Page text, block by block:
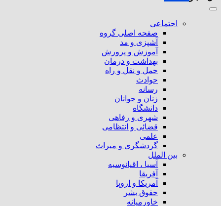
اجتماعی
صفحه اصلی گروه
آشپزی و مد
آموزش و پرورش
بهداشت و درمان
حمل و نقل و راه
حوادث
رسانه
زنان و جوانان
دانشگاه
شهری و رفاهی
قضائی و انتظامی
علمی
گردشگری و میراث
بین الملل
آسیا ، اقیانوسیه
آفریقا
آمریکا و اروپا
حقوق بشر
خاورمیانه